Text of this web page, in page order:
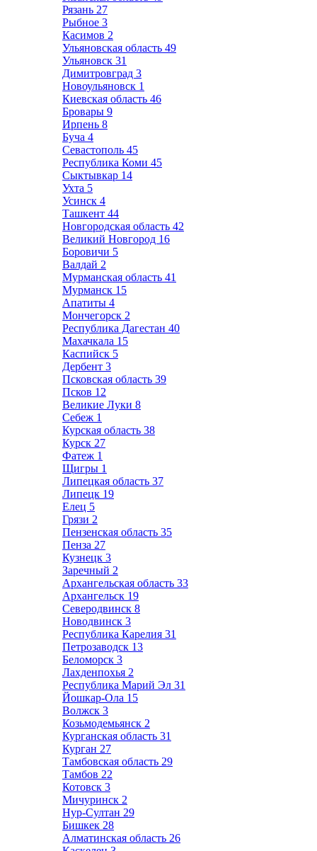
Рязань 27
Рыбное 3
Касимов 2
Ульяновская область 49
Ульяновск 31
Димитровград 3
Новоульяновск 1
Киевская область 46
Бровары 9
Ирпень 8
Буча 4
Севастополь 45
Республика Коми 45
Сыктывкар 14
Ухта 5
Усинск 4
Ташкент 44
Новгородская область 42
Великий Новгород 16
Боровичи 5
Валдай 2
Мурманская область 41
Мурманск 15
Апатиты 4
Мончегорск 2
Республика Дагестан 40
Махачкала 15
Каспийск 5
Дербент 3
Псковская область 39
Псков 12
Великие Луки 8
Себеж 1
Курская область 38
Курск 27
Фатеж 1
Щигры 1
Липецкая область 37
Липецк 19
Елец 5
Грязи 2
Пензенская область 35
Пенза 27
Кузнецк 3
Заречный 2
Архангельская область 33
Архангельск 19
Северодвинск 8
Новодвинск 3
Республика Карелия 31
Петрозаводск 13
Беломорск 3
Лахденпохья 2
Республика Марий Эл 31
Йошкар-Ола 15
Волжск 3
Козьмодемьянск 2
Курганская область 31
Курган 27
Тамбовская область 29
Тамбов 22
Котовск 3
Мичуринск 2
Нур-Султан 29
Бишкек 28
Алматинская область 26